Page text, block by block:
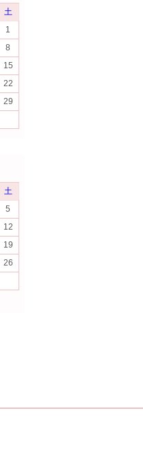
土
1
8
15
22
29
土
5
12
19
26